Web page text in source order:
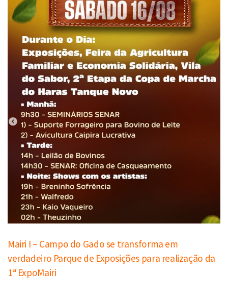
Mairi I – Campo do Gado se transforma em
verdadeiro Parque de Exposições para realização da
1ª ExpoMairi